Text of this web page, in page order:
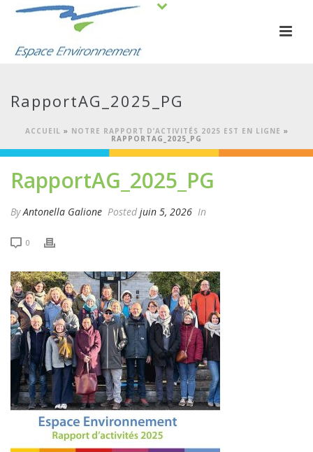
RapportAG_2025_PG
ACCUEIL » NOTRE RAPPORT D’ACTIVITÉS 2025 EST EN LIGNE »
RAPPORTAG_2025_PG
RapportAG_2025_PG
ByAntonella Galione Posted juin 5, 2026 In
0